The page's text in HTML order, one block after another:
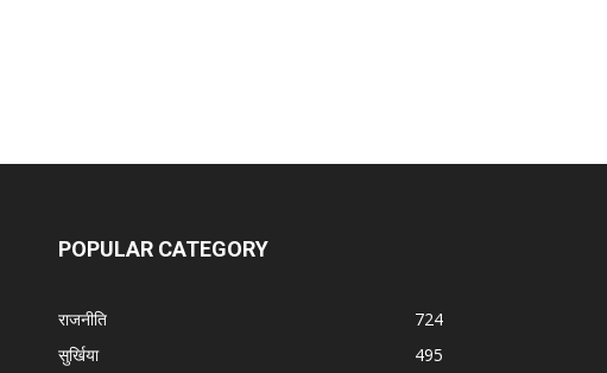
POPULAR CATEGORY
राजनीति
724
सुर्खिया
495